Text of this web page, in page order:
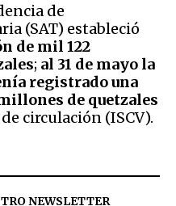
de
(SAT) estableció
de mil 122
; al 31 de mayo la
registrado una
de quetzales
circulación (ISCV).
NEWSLETTER